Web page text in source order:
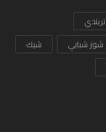
تريندي
شوز شبابي
شيك